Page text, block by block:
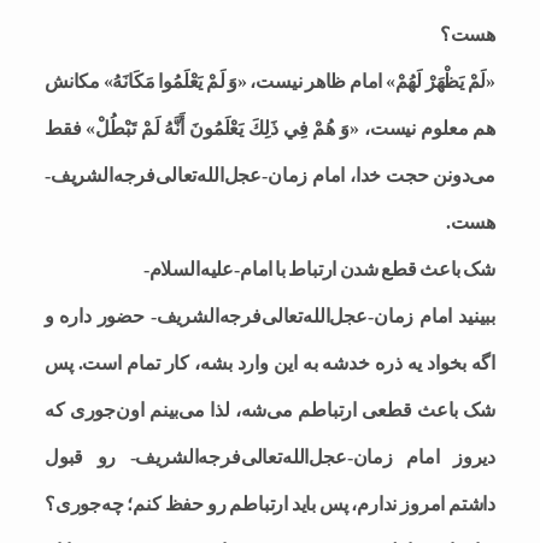
هست؟
«لَمْ يَظْهَرْ لَهُمْ» امام ظاهر نیست، «وَ لَمْ يَعْلَمُوا مَكَانَهُ» مکانش
هم معلوم نیست، «وَ هُمْ فِي ذَلِكَ يَعْلَمُونَ أَنَّهُ لَمْ تَبْطُلْ» فقط
می‌دونن حجت خدا، امام زمان-عجل‌الله‌تعالی‌فرجه‌الشریف-
هست.
شک باعث قطع شدن ارتباط با امام-علیه‌السلام-
ببینید امام زمان-عجل‌الله‌تعالی‌فرجه‌الشریف- حضور داره و
اگه بخواد یه ذره خدشه به این وارد بشه، کار تمام است. پس
شک باعث قطعی ارتباطم می‌شه، لذا می‌بینم اون‌جوری که
دیروز امام زمان-عجل‌الله‌تعالی‌فرجه‌الشریف- رو قبول
داشتم امروز ندارم، پس باید ارتباطم رو حفظ کنم؛ چه‌جوری؟